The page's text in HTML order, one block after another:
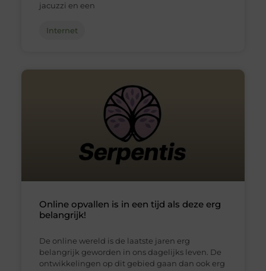
jacuzzi en een
Internet
Online opvallen is in een tijd als deze erg
belangrijk!
De online wereld is de laatste jaren erg
belangrijk geworden in ons dagelijks leven. De
ontwikkelingen op dit gebied gaan dan ook erg